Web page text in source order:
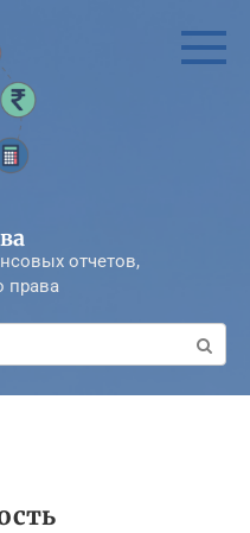
отчетов,
права